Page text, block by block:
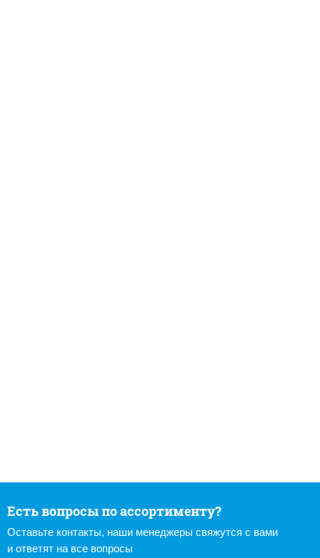
Есть вопросы по ассортименту?
Оставьте контакты, наши менеджеры свяжутся с вами
и ответят на все вопросы